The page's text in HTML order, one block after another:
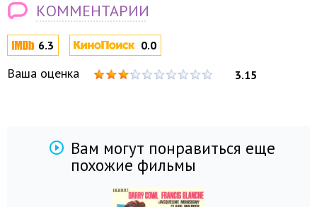
6.3 0.0
Ваша оценка 3.15
КОММЕНТАРИИ
Вам могут понравиться еще
похожие фильмы